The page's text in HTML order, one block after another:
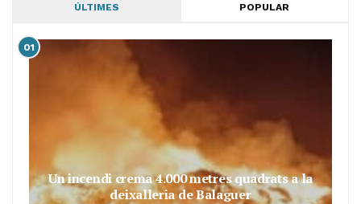
ÚLTIMES POPULAR
01
Un incendi crema 4.000 metres quadrats a la
deixalleria de Balaguer